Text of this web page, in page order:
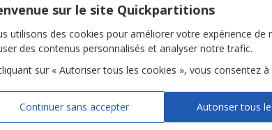
sur le site Quickpartitions
utilisons des cookies pour améliorer votre expérience de
des contenus personnalisés et analyser notre trafic.
sur « Autoriser tous les cookies », vous consentez
Continuer sans accepter Autoriser tous